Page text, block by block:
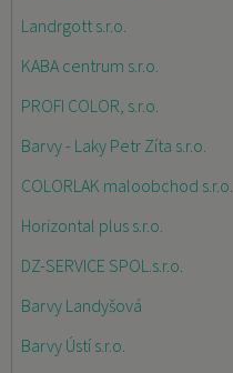
Landrgott s.r.o.
KABA centrum s.r.o.
PROFI COLOR, s.r.o.
Barvy - Laky Petr Zíta s.r.o.
COLORLAK maloobchod s.r.o.
Horizontal plus s.r.o.
DZ-SERVICE SPOL.s.r.o.
Barvy Landyšová
Barvy Ústí s.r.o.